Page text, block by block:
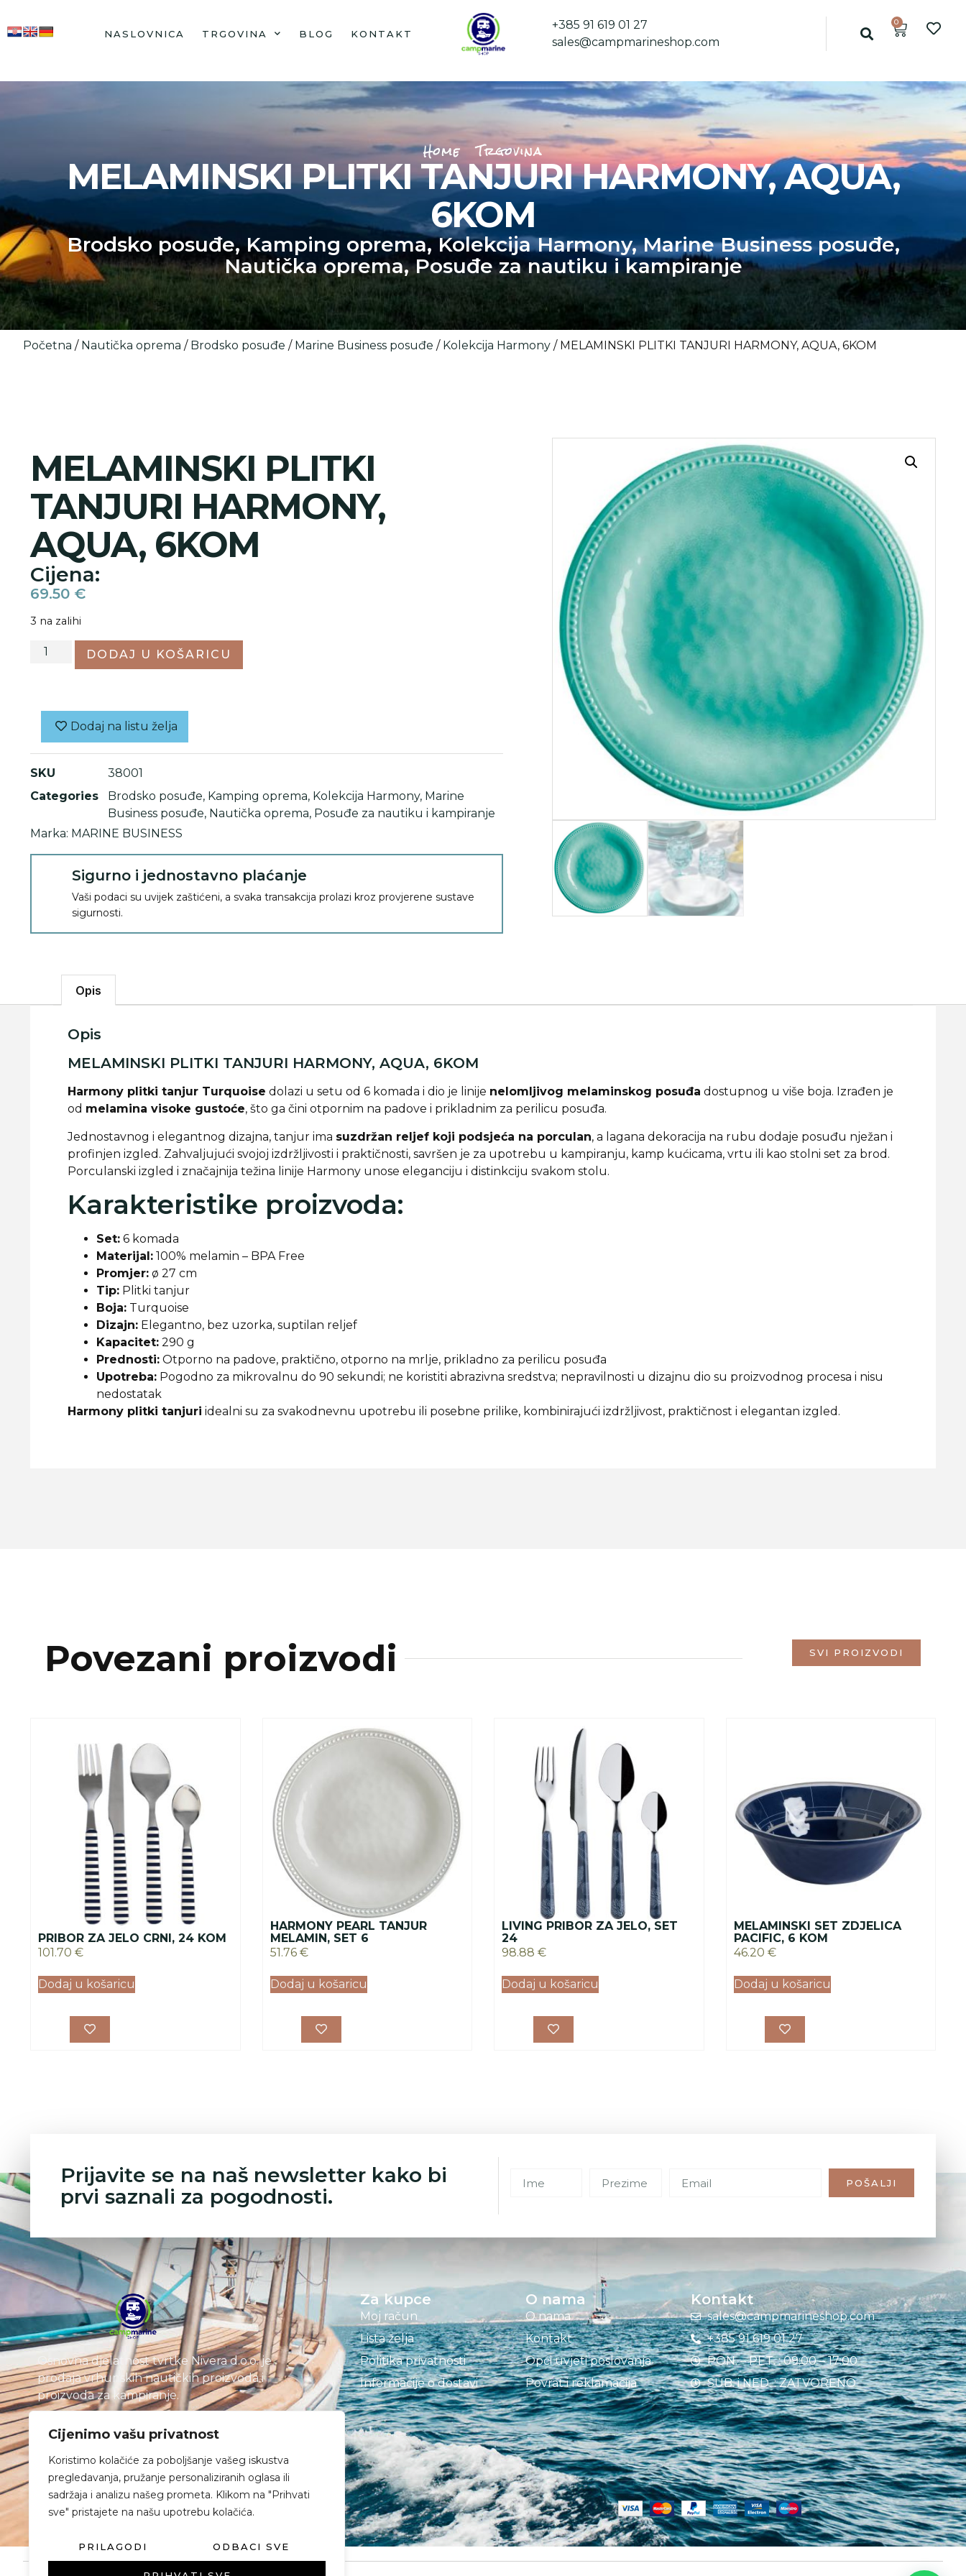
Cijenimo vašu privatnost
Koristimo kolačiće za poboljšanje vašeg iskustva
pregledavanja, pružanje personaliziranih oglasa ili
sadržaja i analizu našeg prometa. Klikom na "Prihvati
sve" pristajete na našu upotrebu kolačića.
PRILAGODI ODBACI SVE
NASLOVNICA TRGOVINA BLOG KONTAKT
+385 91 619 01 27
sales@campmarineshop.com
0
Home Trgovina
MELAMINSKI PLITKI TANJURI HARMONY, AQUA,
6KOM
Brodsko posuđe,Kamping oprema,Kolekcija Harmony,Marine Business posuđe,
Nautička oprema,Posuđe za nautiku i kampiranje
Početna / Nautička oprema / Brodsko posuđe / Marine Business posuđe / Kolekcija Harmony / MELAMINSKI PLITKI TANJURI HARMONY, AQUA, 6KOM
MELAMINSKI PLITKI
TANJURI HARMONY,
AQUA, 6KOM
Cijena:
69.50 €
3 na zalihi
DODAJ U KOŠARICU
Dodaj na listu želja
SKU
38001
Categories
Brodsko posuđe, Kamping oprema, Kolekcija Harmony, Marine
Business posuđe, Nautička oprema, Posuđe za nautiku i kampiranje
Marka: MARINE BUSINESS
Sigurno i jednostavno plaćanje
Vaši podaci su uvijek zaštićeni, a svaka transakcija prolazi kroz provjerene sustave
sigurnosti.
Opis
Opis
MELAMINSKI PLITKI TANJURI HARMONY, AQUA, 6KOM
Harmony plitki tanjur Turquoise dolazi u setu od 6 komada i dio je linije nelomljivog melaminskog posuđa dostupnog u više boja. Izrađen je
od melamina visoke gustoće, što ga čini otpornim na padove i prikladnim za perilicu posuđa.
Jednostavnog i elegantnog dizajna, tanjur ima suzdržan reljef koji podsjeća na porculan, a lagana dekoracija na rubu dodaje posuđu nježan i
profinjen izgled. Zahvaljujući svojoj izdržljivosti i praktičnosti, savršen je za upotrebu u kampiranju, kamp kućicama, vrtu ili kao stolni set za brod.
Porculanski izgled i značajnija težina linije Harmony unose eleganciju i distinkciju svakom stolu.
Karakteristike proizvoda:
Set: 6 komada
Materijal: 100% melamin – BPA Free
Promjer: ø 27 cm
Tip: Plitki tanjur
Boja: Turquoise
Dizajn: Elegantno, bez uzorka, suptilan reljef
Kapacitet: 290 g
Prednosti: Otporno na padove, praktično, otporno na mrlje, prikladno za perilicu posuđa
Upotreba: Pogodno za mikrovalnu do 90 sekundi; ne koristiti abrazivna sredstva; nepravilnosti u dizajnu dio su proizvodnog procesa i nisu
nedostatak
Harmony plitki tanjuri idealni su za svakodnevnu upotrebu ili posebne prilike, kombinirajući izdržljivost, praktičnost i elegantan izgled.
Povezani proizvodi SVI PROIZVODI
PRIBOR ZA JELO CRNI, 24 KOM
101.70 €
Dodaj u košaricu
HARMONY PEARL TANJUR
MELAMIN, SET 6
51.76 €
Dodaj u košaricu
LIVING PRIBOR ZA JELO, SET
24
98.88 €
Dodaj u košaricu
MELAMINSKI SET ZDJELICA
PACIFIC, 6 KOM
46.20 €
Dodaj u košaricu
Prijavite se na naš newsletter kako bi
prvi saznali za pogodnosti.
POŠALJI
Osnovna djelatnost tvrtke Nivera d.o.o. je
prodaja vrhunskih nautičkih proizvoda i
proizvoda za kampiranje.
Za kupce
Moj račun
Lista želja
Politika privatnosti
Informacije o dostavi
O nama
O nama
Kontakt
Opći uvjeti poslovanja
Povrat i reklamacija
Kontakt
sales@campmarineshop.com
+385 91 619 01 27
PON. – PET. : 09:00 – 17:00
SUB. i NED. : ZATVORENO